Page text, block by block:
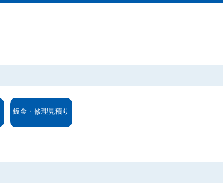
鈑金・修理見積り